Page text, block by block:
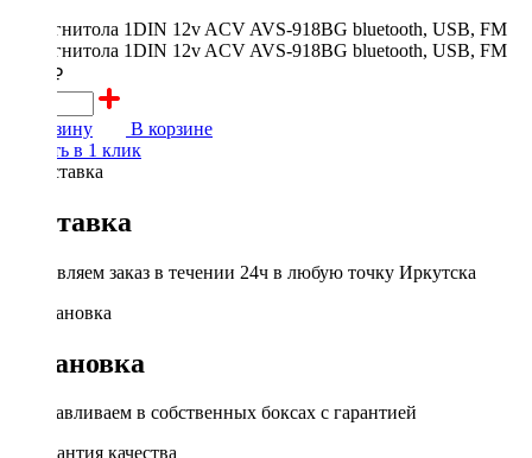
3000 ₽
В корзину
В корзине
Купить в 1 клик
Доставка
Доставляем заказ в течении 24ч в любую точку Иркутска
Установка
Устанавливаем в собственных боксах с гарантией